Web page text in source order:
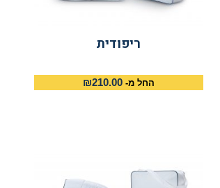
ריפודית
החל מ- ₪210.00